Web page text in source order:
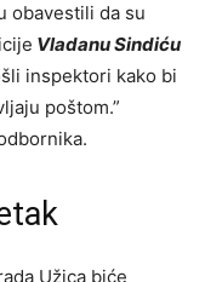
obavestili da su
Vladanu Sindiću
inspektori kako bi
poštom.”
Užica biće